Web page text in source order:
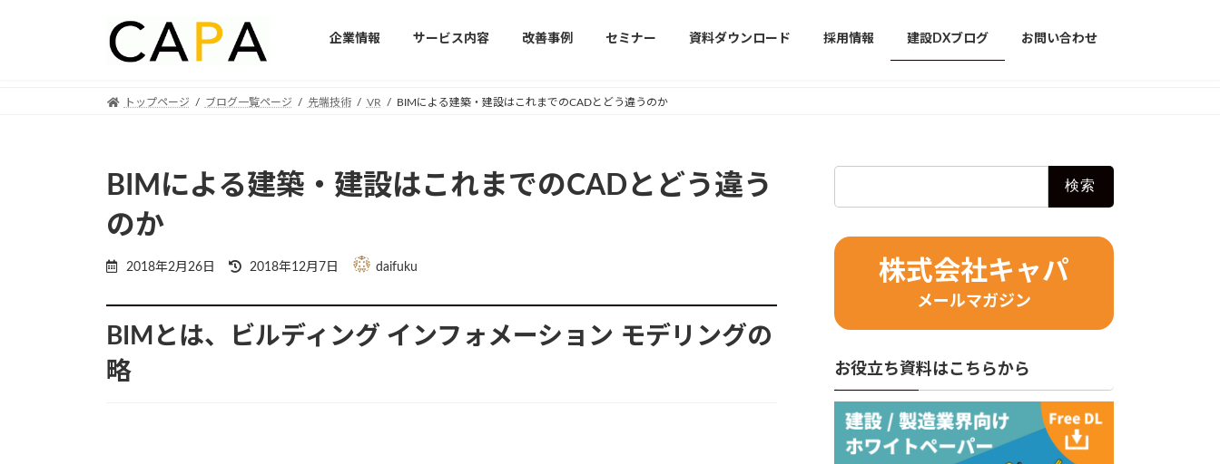
企業情報 サービス内容 改善事例 セミナー 資料ダウンロード 採用情報 建設DXブログ お問い合わせ
トップページ ブログ一覧ページ 先端技術 VR BIMによる建築・建設はこれまでのCADとどう違うのか
BIMによる建築・建設はこれまでのCADとどう違う
のか
2018年2月26日
Last
updated
2018年12月7日 daifuku
BIMとは、ビルディング インフォメーション モデリングの
略
株式会社キャパ
メールマガジン
お役立ち資料はこちらから